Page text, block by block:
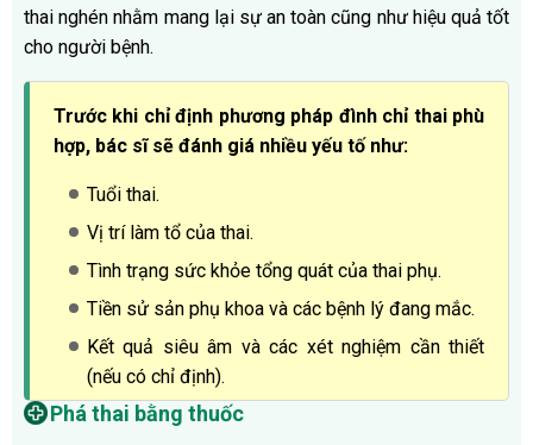
thai nghén nhằm mang lại sự an toàn cũng như hiệu quả tốt
cho người bệnh.
Trước khi chỉ định phương pháp đình chỉ thai phù
hợp, bác sĩ sẽ đánh giá nhiều yếu tố như:
Tuổi thai.
Vị trí làm tổ của thai.
Tình trạng sức khỏe tổng quát của thai phụ.
Tiền sử sản phụ khoa và các bệnh lý đang mắc.
Kết quả siêu âm và các xét nghiệm cần thiết
(nếu có chỉ định).
Phá thai bằng thuốc